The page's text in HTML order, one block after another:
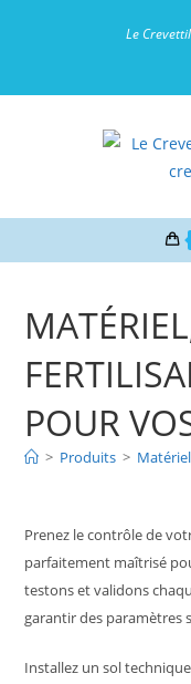
Le
POUR
> Produits >
Prenez le contrôle de
parfaitement maîtrisé
testons et validons
garantir des paramètres
Installez un sol